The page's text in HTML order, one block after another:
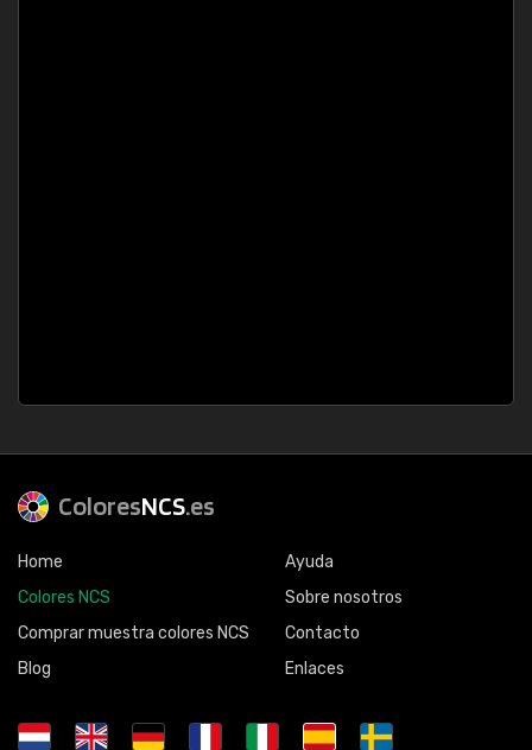
ColoresNCS.es
Home
Colores NCS
Comprar muestra colores NCS
Blog
Ayuda
Sobre nosotros
Contacto
Enlaces